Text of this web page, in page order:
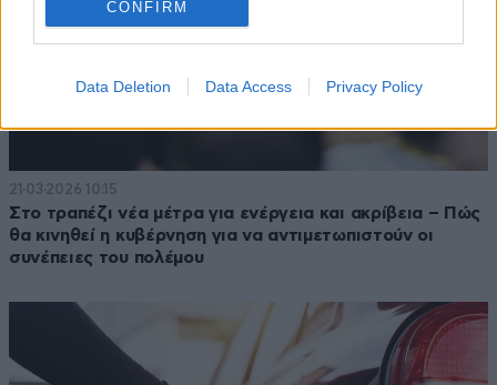
CONFIRM
Data Deletion Data Access Privacy Policy
21·03·2026 10:15
Στο τραπέζι νέα μέτρα για ενέργεια και ακρίβεια – Πώς
θα κινηθεί η κυβέρνηση για να αντιμετωπιστούν οι
συνέπειες του πολέμου